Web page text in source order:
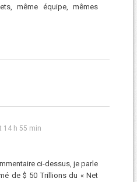
même équipe, mêmes
14 h 55 min
ci-dessus, je parle
de $ 50 Trillions du « Net